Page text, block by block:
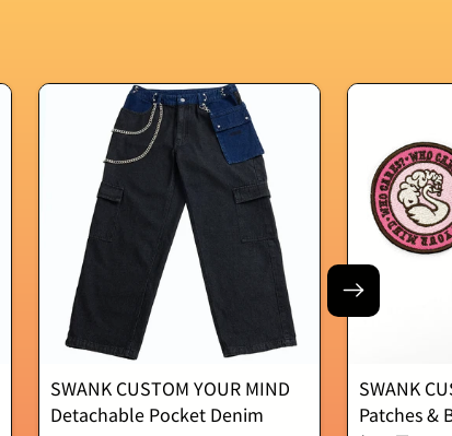
SWANK CUSTOM YOUR MIND
Detachable Pocket Denim
SWANK
Patches &